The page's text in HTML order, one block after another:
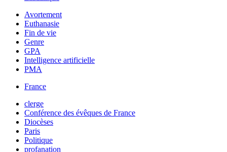
Avortement
Euthanasie
Fin de vie
Genre
GPA
Intelligence artificielle
PMA
France
clerge
Conférence des évêques de France
Diocèses
Paris
Politique
profanation